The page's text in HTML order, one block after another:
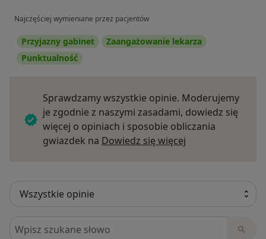
Najczęściej wymieniane przez pacjentów
Przyjazny gabinet
Zaangażowanie lekarza
Punktualność
Sprawdzamy wszystkie opinie. Moderujemy
je zgodnie z naszymi zasadami, dowiedz się
więcej o opiniach i sposobie obliczania
gwiazdek na Dowiedz się więcej
Szukaj w opiniach